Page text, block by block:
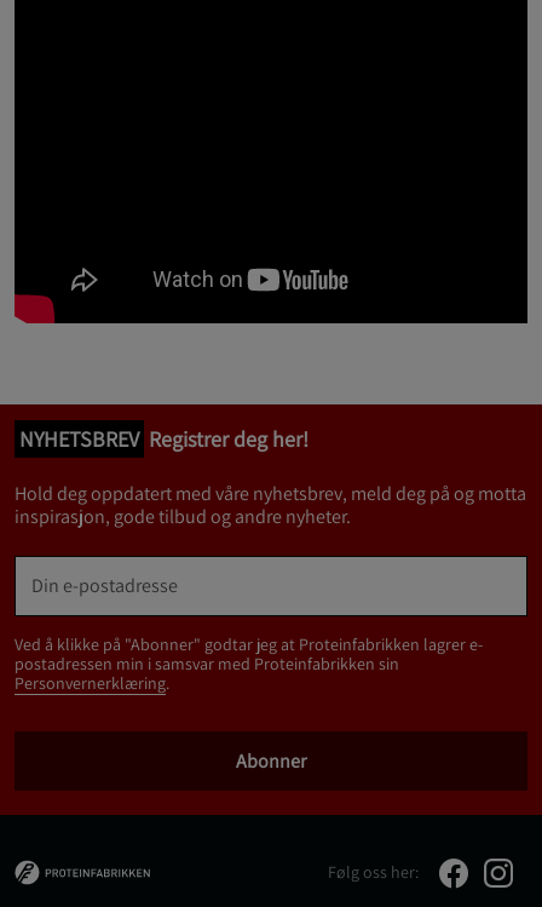
NYHETSBREV Registrer deg her!
Hold deg oppdatert med våre nyhetsbrev, meld deg på og motta
inspirasjon, gode tilbud og andre nyheter.
Ved å klikke på "Abonner" godtar jeg at Proteinfabrikken lagrer e-
postadressen min i samsvar med Proteinfabrikken sin
Personvernerklæring.
Abonner
Følg oss her: